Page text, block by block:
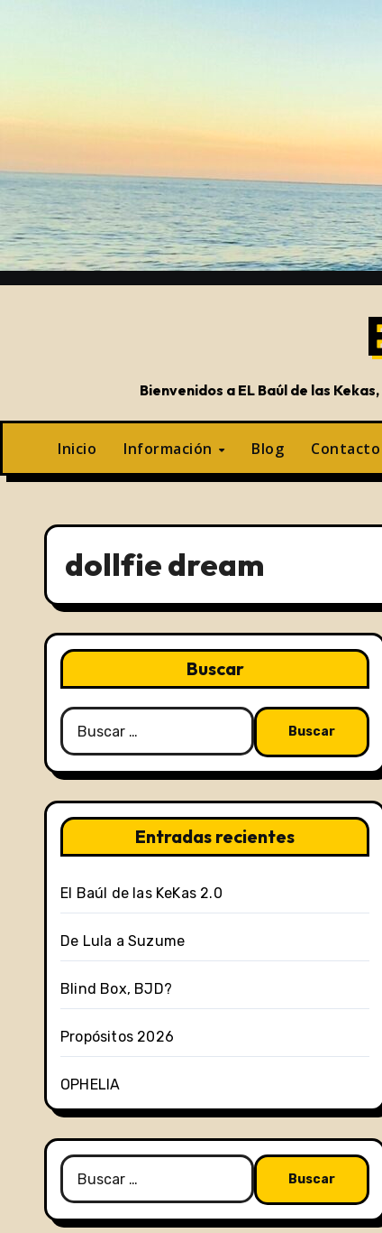
Bienvenidos a EL Baúl de las
Inicio Información Blog Contacto
dollfie dream
Buscar
Buscar:
Entradas recientes
El Baúl de las KeKas 2.0
De Lula a Suzume
Blind Box, BJD?
Propósitos 2026
OPHELIA
Buscar: